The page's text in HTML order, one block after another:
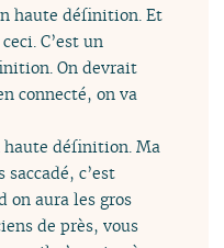
haute définition. Et
C’est un
On devrait
connecté, on va
haute définition. Ma
c’est
on aura les gros
de près, vous